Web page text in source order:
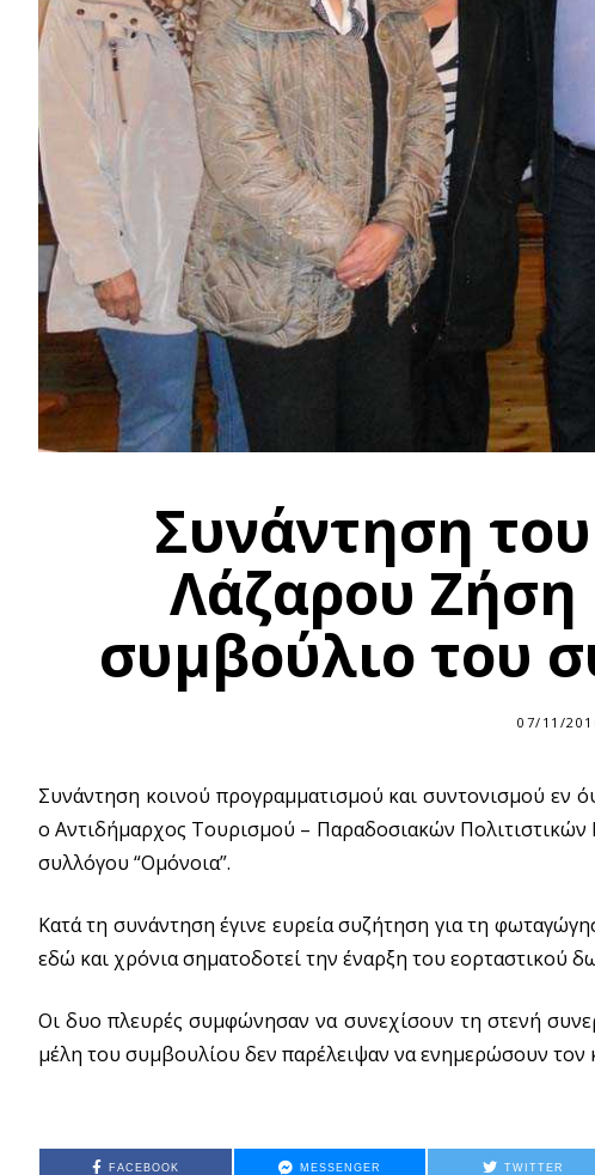
Συνάντηση
Λάζαρου Ζήση
συμβούλιο του
07/11/
Συνάντηση κοινού προγραμματισμού και συντονισμού εν
ο Αντιδήμαρχος Τουρισμού – Παραδοσιακών
συλλόγου “Ομόνοια”.
Κατά τη συνάντηση έγινε ευρεία συζήτηση για τη
εδώ και χρόνια σηματοδοτεί την έναρξη του εορταστικού
Οι δυο πλευρές συμφώνησαν να συνεχίσουν τη στενή
μέλη του συμβουλίου δεν παρέλειψαν να ενημερώσουν τον
FACEBOOK MESSENGER TWITTER